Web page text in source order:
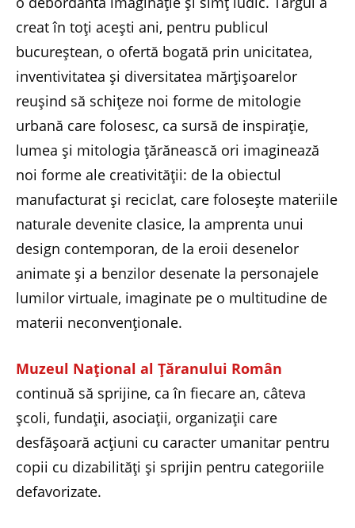
creat în toți acești ani, pentru publicul
bucureștean, o ofertă bogată prin unicitatea,
inventivitatea și diversitatea mărțișoarelor
reușind să schițeze noi forme de mitologie
urbană care folosesc, ca sursă de inspirație,
lumea și mitologia țărănească ori imaginează
noi forme ale creativității: de la obiectul
manufacturat și reciclat, care folosește materiile
naturale devenite clasice, la amprenta unui
design contemporan, de la eroii desenelor
animate și a benzilor desenate la personajele
lumilor virtuale, imaginate pe o multitudine de
materii neconvenționale.
Muzeul Național al Țăranului Român
continuă să sprijine, ca în fiecare an, câteva
școli, fundații, asociații, organizații care
desfășoară acțiuni cu caracter umanitar pentru
copii cu dizabilități și sprijin pentru categoriile
defavorizate.